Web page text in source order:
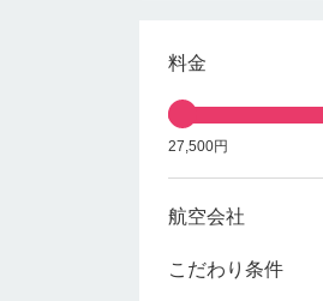
料金
27,500円
航空会社
こだわり条件